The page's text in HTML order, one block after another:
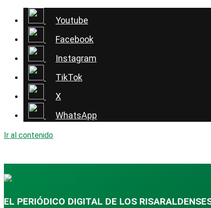
Youtube
Facebook
Instagram
TikTok
X
WhatsApp
Ir al contenido
EL PERIÓDICO DIGITAL DE LOS